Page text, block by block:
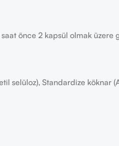
önce 2 kapsül olmak üzere
selüloz), Standardize köknar